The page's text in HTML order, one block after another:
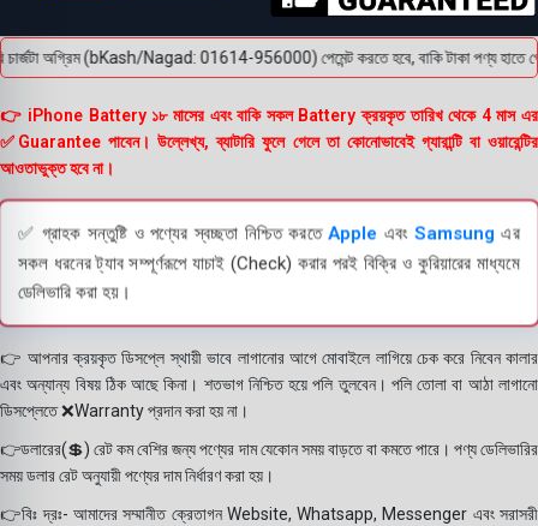
অগ্রিম (bKash/Nagad: 01614-956000) পেমেন্ট করতে হবে, বাকি টাকা পণ্য হাতে
👉 iPhone Battery ১৮ মাসের এবং বাকি সকল Battery ক্রয়কৃত তারিখ থেকে 4 মাস এর
✅Guarantee পাবেন। উল্লেখ্য, ব্যাটারি ফুলে গেলে তা কোনোভাবেই গ্যারান্টি বা ওয়ারেন্টির
আওতাভুক্ত হবে না।
✅ গ্রাহক সন্তুষ্টি ও পণ্যের স্বচ্ছতা নিশ্চিত করতেApple এবংSamsung এর
সকল ধরনের ট্যাব সম্পূর্ণরূপে যাচাই (Check) করার পরই বিক্রি ও কুরিয়ারের মাধ্যমে
ডেলিভারি করা হয়।
👉 আপনার ক্রয়কৃত ডিসপ্লে স্থায়ী ভাবে লাগানোর আগে মোবাইলে লাগিয়ে চেক করে নিবেন কালার
এবং অন্যান্য বিষয় ঠিক আছে কিনা। শতভাগ নিশ্চিত হয়ে পলি তুলবেন। পলি তোলা বা আঠা লাগানো
ডিসপ্লেতে ❌Warranty প্রদান করা হয় না।
👉ডলারের(💲) রেট কম বেশির জন্য পণ্যের দাম যেকোন সময় বাড়তে বা কমতে পারে। পণ্য ডেলিভারির
সময় ডলার রেট অনুযায়ী পণ্যের দাম নির্ধারণ করা হয়।
👉বিঃ দ্রঃ- আমাদের সম্মানীত ক্রেতাগন Website, Whatsapp, Messenger এবং সরাসরী